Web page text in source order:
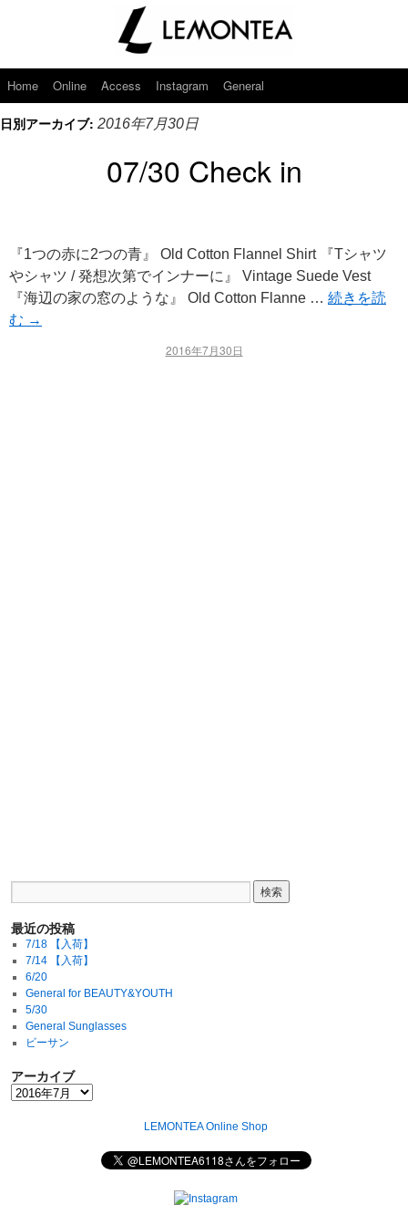
Home Online Access Instagram General
日別アーカイブ: 2016年7月30日
07/30 Check in
『1つの赤に2つの青』 Old Cotton Flannel Shirt 『Tシャツ
やシャツ / 発想次第でインナーに』 Vintage Suede Vest
『海辺の家の窓のような』 Old Cotton Flanne … 続きを読
む →
2016年7月30日
最近の投稿
7/18 【入荷】
7/14 【入荷】
6/20
General for BEAUTY&YOUTH
5/30
General Sunglasses
ビーサン
アーカイブ
LEMONTEA Online Shop